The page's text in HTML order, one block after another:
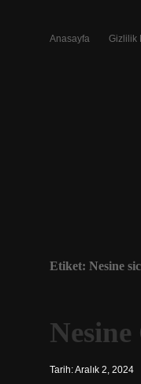
Anasayfa Gizlilik
Etiket: Nesine
Tarih: Aralık 2, 2024